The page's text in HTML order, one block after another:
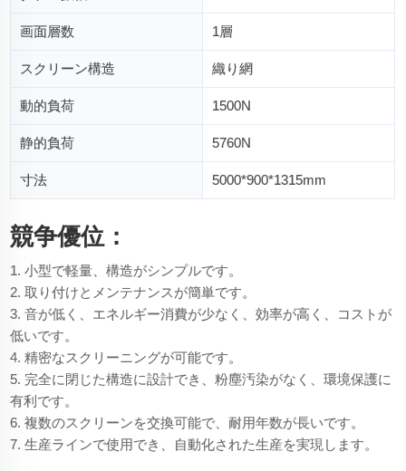
画面層数 1層
スクリーン構造 織り網
動的負荷 1500N
静的負荷 5760N
寸法 5000*900*1315mm
競争優位：
1. 小型で軽量、構造がシンプルです。
2. 取り付けとメンテナンスが簡単です。
3. 音が低く、エネルギー消費が少なく、効率が高く、コストが
低いです。
4. 精密なスクリーニングが可能です。
5. 完全に閉じた構造に設計でき、粉塵汚染がなく、環境保護に
有利です。
6. 複数のスクリーンを交換可能で、耐用年数が長いです。
7. 生産ラインで使用でき、自動化された生産を実現します。